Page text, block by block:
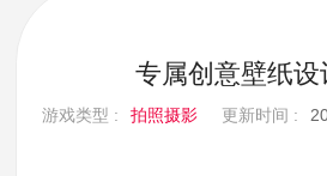
专属创意壁纸设
游戏类型 : 拍照摄影 更新时间 :